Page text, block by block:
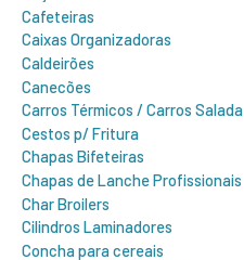
Cafeteiras
Caixas Organizadoras
Caldeirões
Canecões
Carros Térmicos / Carros Salada
Cestos p/ Fritura
Chapas Bifeteiras
Chapas de Lanche Profissionais
Char Broilers
Cilindros Laminadores
Concha para cereais